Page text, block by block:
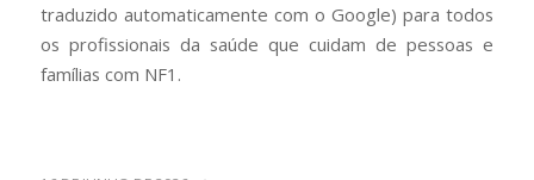
traduzido automaticamente com o Google) para todos
os profissionais da saúde que cuidam de pessoas e
famílias com NF1.